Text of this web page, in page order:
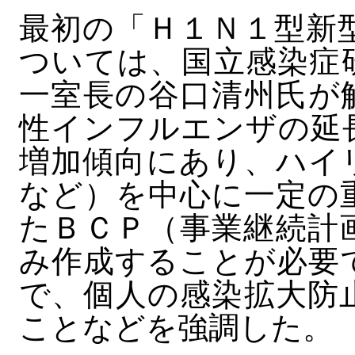
最初の「Ｈ１Ｎ１型新
ついては、国立感染症
一室長の谷口清州氏が
性インフルエンザの延
増加傾向にあり、ハイ
など）を中心に一定
たＢＣＰ（事業継続
み作成することが必要
で、個人の感染拡大
ことなどを強調した。